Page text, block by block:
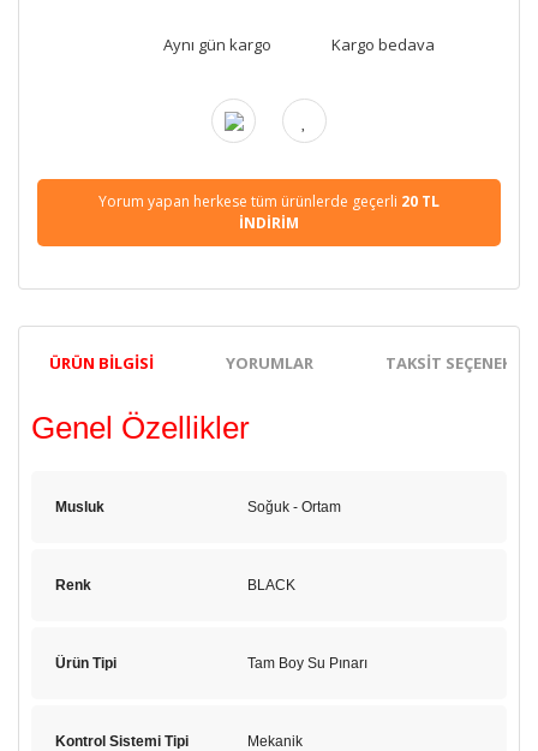
Aynı gün kargo Kargo bedava
Yorum yapan herkese tüm ürünlerde geçerli 20 TL
İNDİRİM
ÜRÜN BILGISI YORUMLAR TAKSIT
Genel Özellikler
Musluk Soğuk - Ortam
Renk BLACK
Ürün Tipi Tam Boy Su Pınarı
Kontrol Sistemi Tipi Mekanik